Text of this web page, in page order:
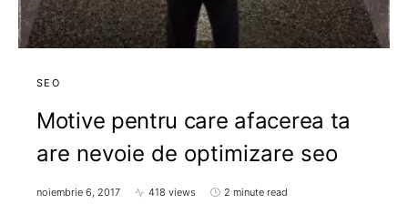
SEO
Motive pentru care afacerea ta
are nevoie de optimizare seo
noiembrie 6, 2017 418 views 2 minute read